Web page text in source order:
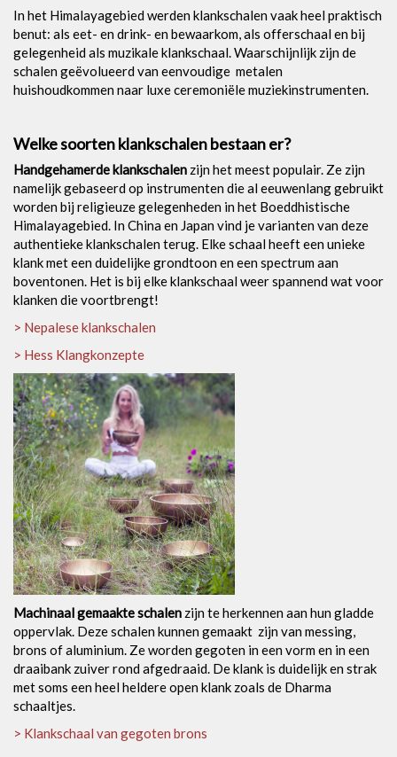
In het Himalayagebied werden klankschalen vaak heel praktisch
benut: als eet- en drink- en bewaarkom, als offerschaal en bij
gelegenheid als muzikale klankschaal. Waarschijnlijk zijn de
schalen geëvolueerd van eenvoudige metalen
huishoudkommen naar luxe ceremoniële muziekinstrumenten.
Welke soorten klankschalen bestaan er?
Handgehamerde klankschalen zijn het meest populair. Ze zijn
namelijk gebaseerd op instrumenten die al eeuwenlang gebruikt
worden bij religieuze gelegenheden in het Boeddhistische
Himalayagebied. In China en Japan vind je varianten van deze
authentieke klankschalen terug. Elke schaal heeft een unieke
klank met een duidelijke grondtoon en een spectrum aan
boventonen. Het is bij elke klankschaal weer spannend wat voor
klanken die voortbrengt!
> Nepalese klankschalen
> Hess Klangkonzepte
Machinaal gemaakte schalen zijn te herkennen aan hun gladde
oppervlak. Deze schalen kunnen gemaakt zijn van messing,
brons of aluminium. Ze worden gegoten in een vorm en in een
draaibank zuiver rond afgedraaid. De klank is duidelijk en strak
met soms een heel heldere open klank zoals de Dharma
schaaltjes.
> Klankschaal van gegoten brons